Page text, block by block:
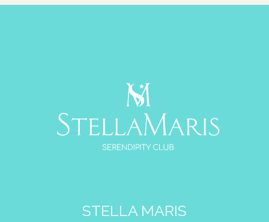
STELLA MARIS